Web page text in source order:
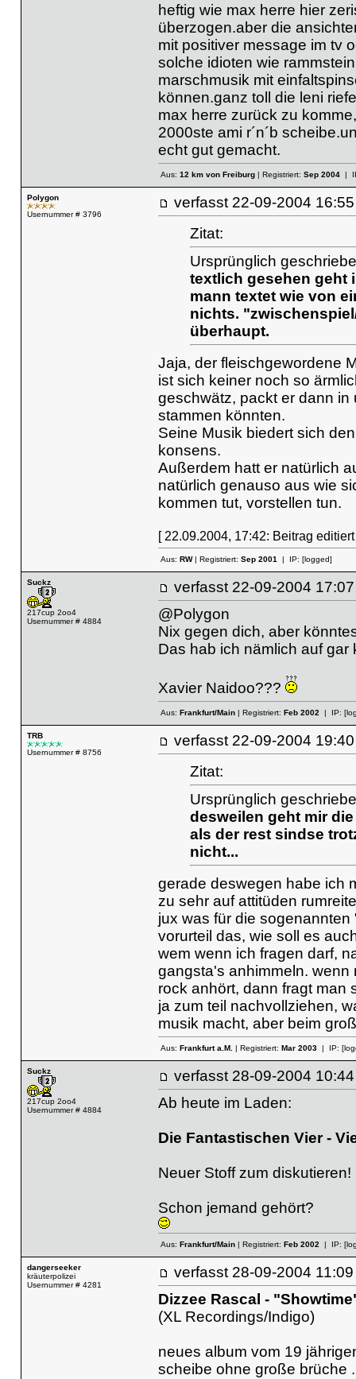
heftig wie max herre hier
überzogen.aber die
mit positiver message im tv
solche idioten wie
marschmusik mit
können.ganz toll die leni
max herre zurück zu
2000ste ami r´n´b
echt gut gemacht.
Aus: 12 km von Freiburg| Registriert: Sep 2004|
Polygon
Usernummer # 3796
verfasst 22-09-2004
Zitat:
Ursprünglich
textlich gesehen geht
mann textet wie von
nichts.
überhaupt.
Jaja, der fleischgewordene
ist sich keiner noch so
geschwätz, packt er dann
stammen könnten.
Seine Musik biedert sich
konsens.
Außerdem hatt er natürlich
natürlich genauso aus wie
kommen tut, vorstellen tun.
[ 22.09.2004, 17:42: Beitrag
Aus: RW| Registriert: Sep 2001| IP: [logged]
Suckz
217cup 2oo4
Usernummer # 4884
verfasst 22-09-2004
@Polygon
Nix gegen dich, aber
Das hab ich nämlich auf
Xavier Naidoo???
Aus: Frankfurt/Main| Registriert: Feb 2002| IP:
TRB
Usernummer # 8756
verfasst 22-09-2004
Zitat:
Ursprünglich
desweilen geht mir
als der rest sindse
nicht...
gerade deswegen habe ich
zu sehr auf attitüden
jux was für die
vorurteil das, wie soll es
wem wenn ich fragen darf,
gangsta's anhimmeln. wenn
rock anhört, dann fragt man
ja zum teil nachvollziehen,
musik macht, aber beim
Aus: Frankfurt a.M.| Registriert: Mar 2003| IP:
Suckz
217cup 2oo4
Usernummer # 4884
verfasst 28-09-2004
Ab heute im Laden:
Die Fantastischen Vier -
Neuer Stoff zum diskutieren!
Schon jemand gehört?
Aus: Frankfurt/Main| Registriert: Feb 2002| IP:
dangerseeker
kräuterpolizei
Usernummer # 4281
verfasst 28-09-2004
Dizzee Rascal -
(XL Recordings/Indigo)
neues album vom 19
scheibe ohne große brüche